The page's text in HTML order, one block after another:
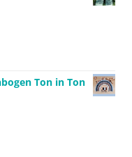
Ton in Ton